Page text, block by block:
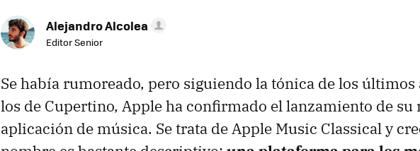
Alejandro Alcolea
Editor Senior
Se había rumoreado, pero siguiendo la tónica de los
los de Cupertino, Apple ha confirmado el lanzamiento de su
aplicación de música. Se trata de Apple Music Classical y